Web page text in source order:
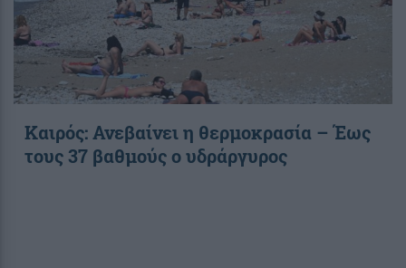
Καιρός: Ανεβαίνει η θερμοκρασία – Έως
τους 37 βαθμούς ο υδράργυρος